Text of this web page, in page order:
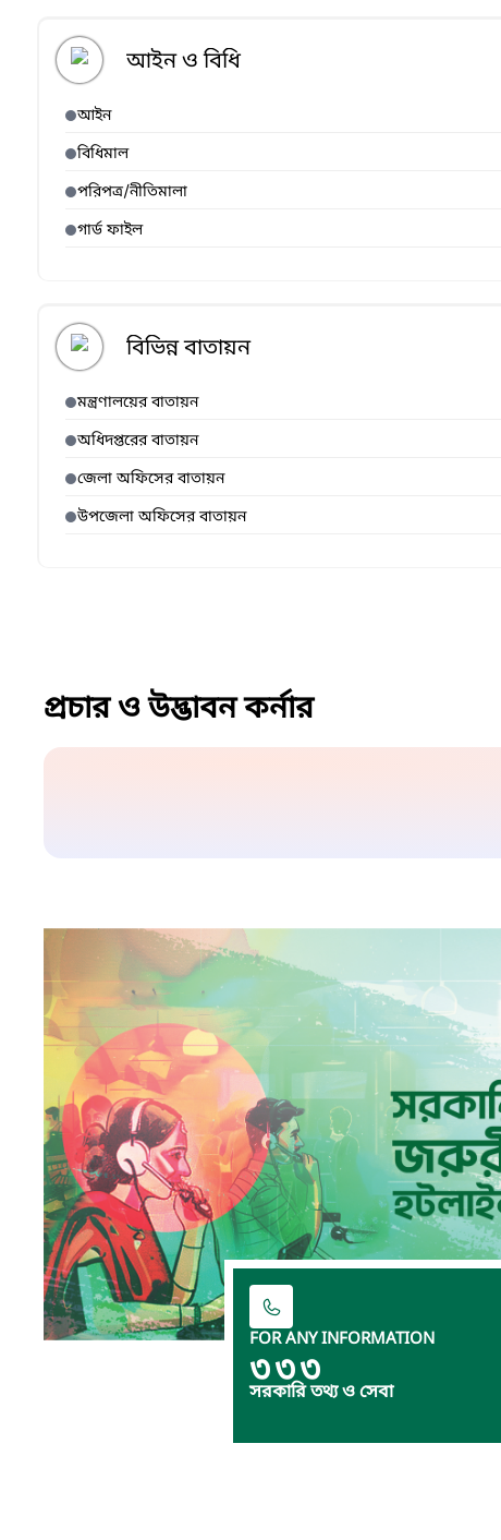
আইন ও বিধি
আইন
বিধিমাল
পরিপত্র/নীতিমালা
গার্ড ফাইল
বিভিন্ন বাতায়ন
মন্ত্রণালয়ের বাতায়ন
অধিদপ্তরের বাতায়ন
জেলা অফিসের বাতায়ন
উপজেলা অফিসের বাতায়ন
প্রচার ও উদ্ভাবন কর্নার
FOR ANY INFORMATION
৩৩৩
সরকারি তথ্য ও সেবা